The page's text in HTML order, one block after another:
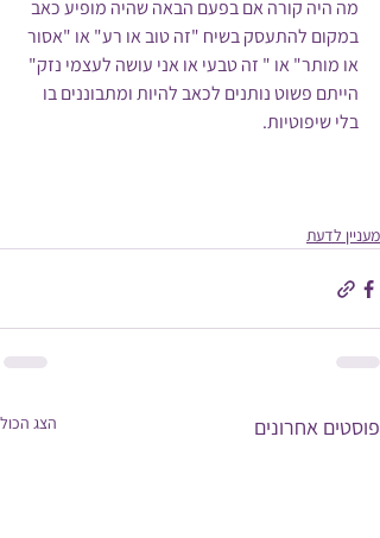
מה היה קורה אם בפעם הבאה שהיה מופיע כאב
במקום להתעסק בשיח "זה טוב או רע" או "אסור
או מותר" או " זה טבעי או אני עושה לעצמי נזק"
הייתם פשוט נותנים לכאב להיות ומתבוננים בו
בלי שיפוטיות.
מעניין לדעת
פוסטים אחרונים הצג הכול